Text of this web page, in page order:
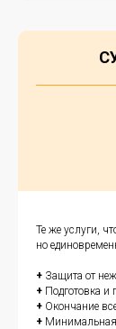
Те же услуги,
но
+ Защита от
+ Подготовка и
+ Окончание
+ Минимальная